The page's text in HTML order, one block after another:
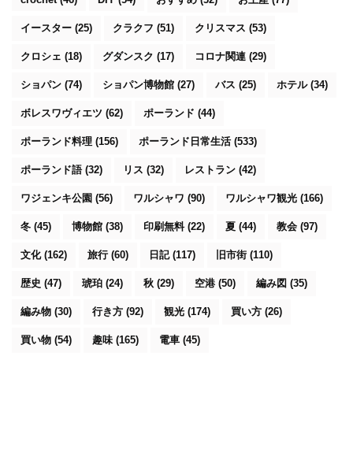
イースター (25) クラクフ (51) クリスマス (53)
クロシェ (18) グダンスク (17) コロナ関連 (29)
ショパン (74) ショパン博物館 (27) バス (25) ホテル(34)
ボレスワヴィエツ (62) ポーランド (44)
ポーランド料理 (156) ポーランド日常生活(533)
ポーランド語(32) リス (32) レストラン (42)
ワジェンキ公園 (56) ワルシャワ (90) ワルシャワ観光 (166)
冬 (45) 博物館 (38) 印刷無料(22) 夏 (44) 教会 (97)
文化(162) 旅行 (60) 日記(117) 旧市街 (110)
歴史 (47) 琥珀 (24) 秋 (29) 空港 (50) 編み図 (35)
編み物 (30) 行き方 (92) 観光 (174) 買い方 (26)
買い物 (54) 趣味 (165) 電車 (45)